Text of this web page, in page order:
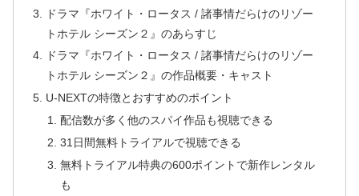
ドラマ『ホワイト・ロータス / 諸事情だらけのリゾー
トホテル シーズン２』のあらすじ
ドラマ『ホワイト・ロータス / 諸事情だらけのリゾー
トホテル シーズン２』の作品概要・キャスト
U-NEXTの特徴とおすすめのポイント
配信数が多く他のスパイ作品も視聴できる
31日間無料トライアルで視聴できる
無料トライアル特典の600ポイントで新作レンタル
も